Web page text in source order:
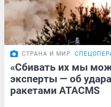
СТРАНА И МИР
«Сбивать их мы
эксперты — об
ракетами ATACMS